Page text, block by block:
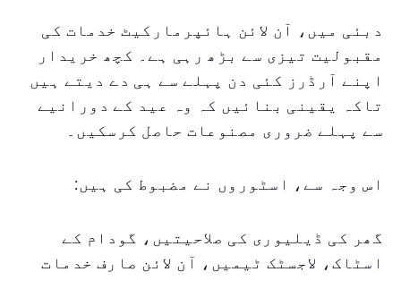
دبئی میں، آن لائن ہائپرمارکیٹ خدمات کی
مقبولیت تیزی سے بڑھ رہی ہے۔ کچھ خریدار
اپنے آرڈرز کئی دن پہلے سے ہی دے دیتے ہیں
تاکہ یقینی بنائیں کہ وہ عید کے دورانیے
سے پہلے ضروری مصنوعات حاصل کرسکیں۔
اس وجہ سے، اسٹوروں نے مضبوط کی ہیں:
گھر کی ڈیلیوری کی صلاحیتیں، گودام کے
اسٹاک، لاجسٹک ٹیمیں، آن لائن صارف خدمات